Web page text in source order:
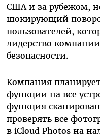
США и за рубежом,
шокирующий
пользователей,
лидерство
безопасности.
Компания
функции на все
функция
проверять все
в iCloud Photos на